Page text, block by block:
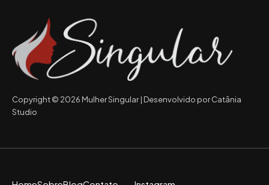
Copyright © 2026 Mulher Singular | Desenvolvido por Catânia
Studio